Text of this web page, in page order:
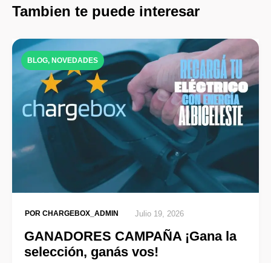
Tambien te puede interesar
BLOG, NOVEDADES
POR CHARGEBOX_ADMIN Julio 19, 2026
GANADORES CAMPAÑA ¡Gana la
selección, ganás vos!